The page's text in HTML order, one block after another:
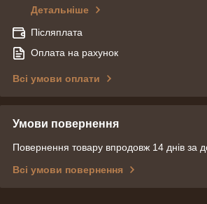
Детальніше
Післяплата
Оплата на рахунок
Всі умови оплати
Умови повернення
Повернення товару впродовж 14 днів за
Всі умови повернення